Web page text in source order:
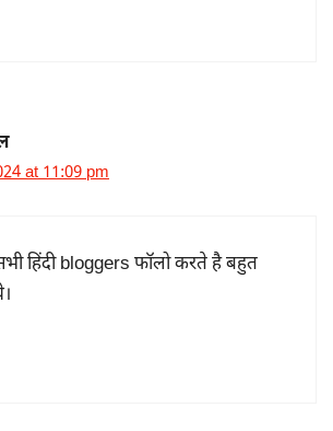
at 11:09 pm
हिंदी bloggers फॉलो करते है बहुत